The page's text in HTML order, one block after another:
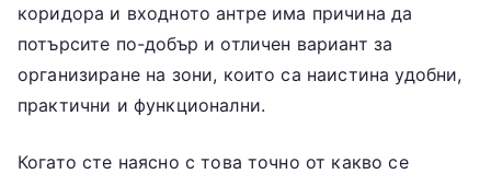
коридора и входното антре има причина да
потърсите по-добър и отличен вариант за
организиране на зони, които са наистина удобни,
практични и функционални.
Когато сте наясно с това точно от какво се